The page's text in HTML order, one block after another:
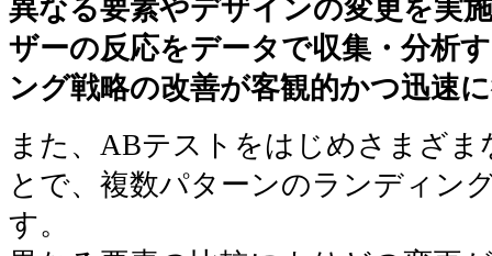
異なる要素やデザインの変更を実
ザーの反応をデータで収集・分析
ング戦略の改善が客観的かつ迅速
また、ABテストをはじめさまざ
とで、複数パターンのランディン
す。